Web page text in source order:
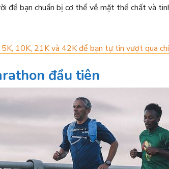
để bạn chuẩn bị cơ thể về mặt thể chất và
10K, 21K và 42K để bạn tự tin vượt qua
đầu tiên